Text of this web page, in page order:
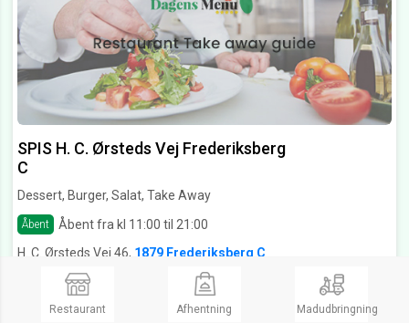
SPIS H. C. Ørsteds Vej Frederiksberg
C
Dessert, Burger, Salat, Take Away
Åbent
Åbent fra kl 11:00 til 21:00
H. C. Ørsteds Vej 46, 1879 Frederiksberg C
Ring og bestil
Restaurant Afhentning Madudbringning